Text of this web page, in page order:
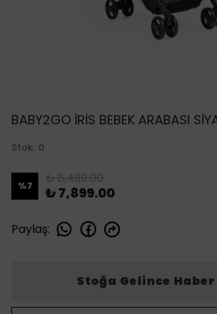
BABY2GO İRİS BEBEK ARABASI
Stok: 0
%7 ₺ 8,499.00
₺ 7,899.00
Paylaş:
Stoğa Gelince Haber